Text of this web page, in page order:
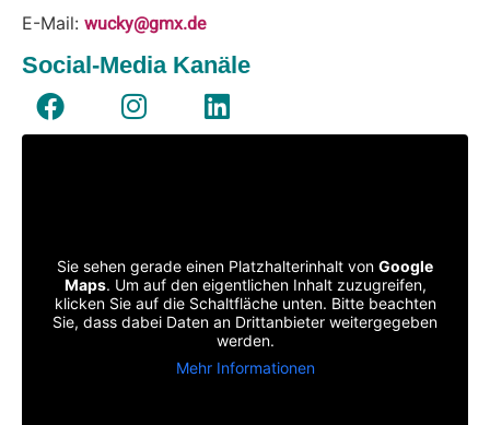
E-Mail: wucky@gmx.de
Social-Media Kanäle
Sie sehen gerade einen Platzhalterinhalt von Google
Maps. Um auf den eigentlichen Inhalt zuzugreifen,
klicken Sie auf die Schaltfläche unten. Bitte beachten
Sie, dass dabei Daten an Drittanbieter weitergegeben
werden.
Mehr Informationen